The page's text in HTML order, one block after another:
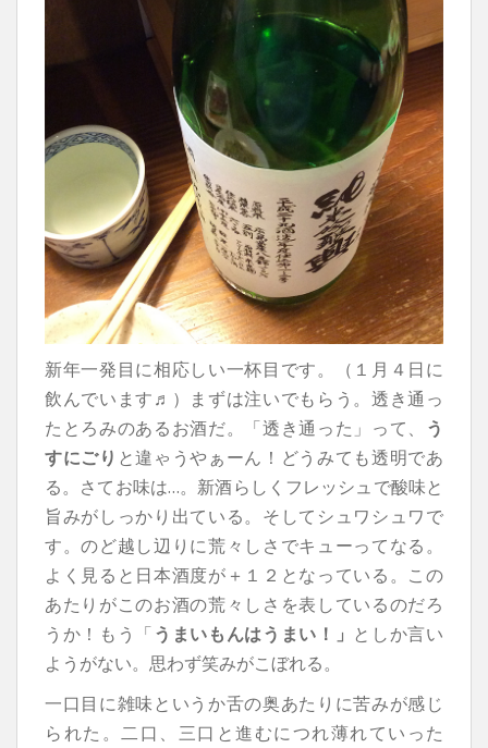
新年一発目に相応しい一杯目です。（１月４日に
飲んでいます♬）まずは注いでもらう。透き通っ
たとろみのあるお酒だ。「透き通った」って、 う
すにごり と違ゃうやぁーん！どうみても透明であ
る。さてお味は…。新酒らしくフレッシュで酸味と
旨みがしっかり出ている。そしてシュワシュワで
す。のど越し辺りに荒々しさでキューってなる。
よく見ると日本酒度が＋１２となっている。この
あたりがこのお酒の荒々しさを表しているのだろ
うか！もう「うまいもんはうまい！」 としか言い
ようがない。思わず笑みがこぼれる。
一口目に雑味というか舌の奥あたりに苦みが感じ
られた。二口、三口と進むにつれ薄れていった